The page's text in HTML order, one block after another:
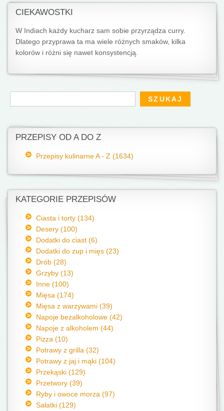
CIEKAWOSTKI
W Indiach każdy kucharz sam sobie przyrządza curry.
Dlatego przyprawa ta ma wiele różnych smaków, kilka
kolorów i różni się nawet konsystencją.
Formularz wyszukiwania
Szukaj
PRZEPISY OD A DO Z
Przepisy kulinarne A - Z (1634)
KATEGORIE PRZEPISÓW
Ciasta i torty (134)
Desery (100)
Dodatki do ciast (6)
Dodatki do zup i mięs (23)
Drób (28)
Grzyby (13)
Inne (100)
Mięsa (174)
Mięsa z warzywami (39)
Napoje bezalkoholowe (42)
Napoje z alkoholem (44)
Pizza (10)
Potrawy z grilla (32)
Potrawy z jaj i mąki (104)
Przekąski (129)
Przetwory (39)
Ryby i owoce morza (97)
Sałatki (129)